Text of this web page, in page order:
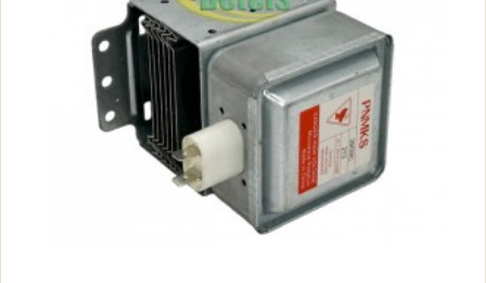
LG MS-1942G.TWHQKIV
LG MS-1943AL.CSBQRUS
LG MS-1944J.CWHQRUS
LG MS1947C.CWHQCIS